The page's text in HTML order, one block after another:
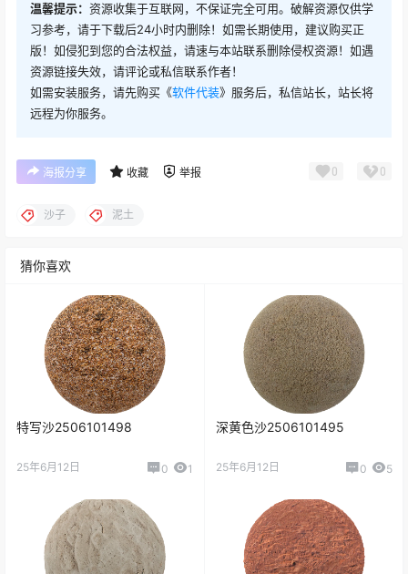
温馨提示： 资源收集于互联网，不保证完全可用。破解资源仅供学
习参考，请于下载后24小时内删除！如需长期使用，建议购买正
版！如侵犯到您的合法权益，请速与本站联系删除侵权资源！如遇
资源链接失效，请评论或私信联系作者！
如需安装服务，请先购买《软件代装》服务后，私信站长，站长将
远程为你服务。
海报分享 收藏 举报 0 0
沙子 泥土
猜你喜欢
特写沙2506101498
25年6月12日 0 1
深黄色沙2506101495
25年6月12日 0 5